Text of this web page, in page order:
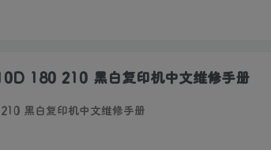
180 210 黑白复印机中文维修手册
黑白复印机中文维修手册